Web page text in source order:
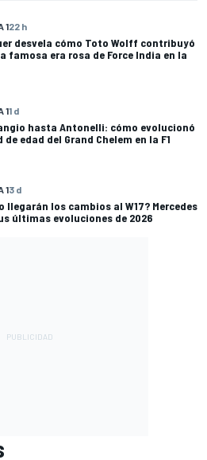
122 h
desvela cómo Toto Wolff contribuyó
famosa era rosa de Force India en la
11 d
hasta Antonelli: cómo evolucionó
de edad del Grand Chelem en la F1
13 d
llegarán los cambios al W17? Mercedes
últimas evoluciones de 2026